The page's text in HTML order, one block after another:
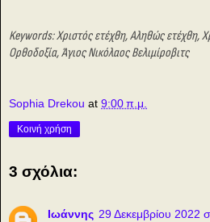
Keywords: Χριστός ετέχθη, Αληθώς ετέχθη,
Ορθοδοξία, Άγιος Νικόλαος Βελιμίροβιτς
Sophia Drekou at 9:00 π.μ.
Κοινή χρήση
3 σχόλια:
Ιωάννης 29 Δεκεμβρίου 2022